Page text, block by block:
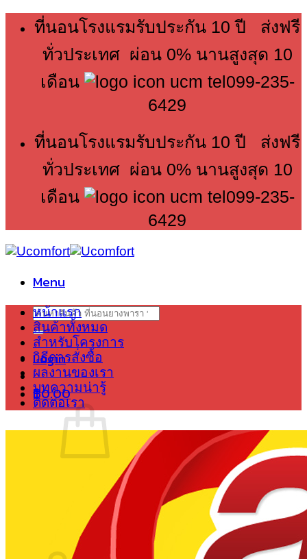
content
ที่นอนโรงแรมรับประกัน 10 ปี ส่งฟรี
ทั่วประเทศ ผ่อน 0% นานสูงสุด 10
เดือน
099-235-
6429
ที่นอนโรงแรมรับประกัน 10 ปี ส่งฟรี
ทั่วประเทศ ผ่อน 0% นานสูงสุด 10
เดือน
099-235-
6429
Menu
Search
for:
Login
฿0.00
No products in the cart.
Return to shop
หน้าแรก
สินค้าทั้งหมด
สำหรับโครงการ
วิธีการสั่งซื้อ
ผลงานของเรา
บทความน่ารู้
ติดต่อเรา